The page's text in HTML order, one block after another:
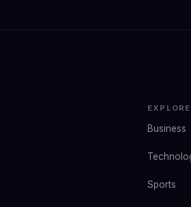
Business
Sports